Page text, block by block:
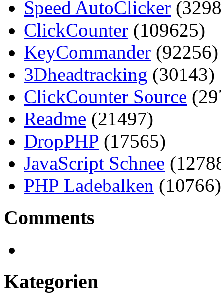
Speed AutoClicker
ClickCounter (109625)
KeyCommander (92256)
3Dheadtracking (30143)
ClickCounter Source
Readme (21497)
DropPHP (17565)
JavaScript Schnee
PHP Ladebalken (10766)
Comments
Kategorien